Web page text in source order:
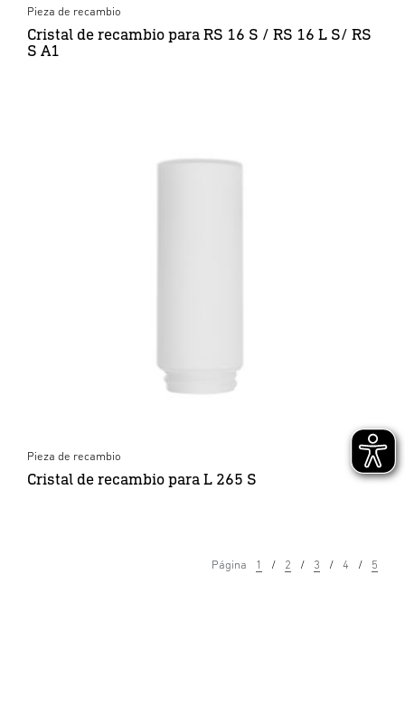
Pieza de recambio
Cristal de recambio para RS 16 S / RS 16 L S/ RS
S A1
Pieza de recambio
Cristal de recambio para L 265 S
Página 1 2 3 4 5